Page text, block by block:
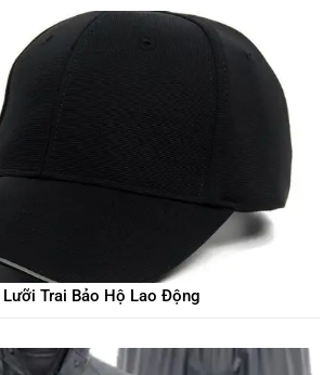
Trai Bảo Hộ Lao Động